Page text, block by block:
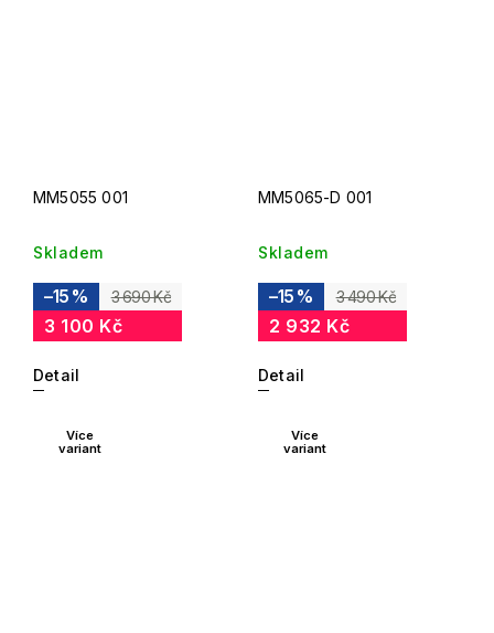
MM5055 001
Skladem
3 690 Kč
–15 %
3 100 Kč
Detail
MM5065-D 001
Skladem
3 490 Kč
–15 %
2 932 Kč
Detail
Více
variant
Více
variant